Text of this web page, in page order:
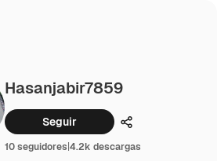
Hasanjabir7859
Seguir Compartir
10 seguidores|4.2k descargas